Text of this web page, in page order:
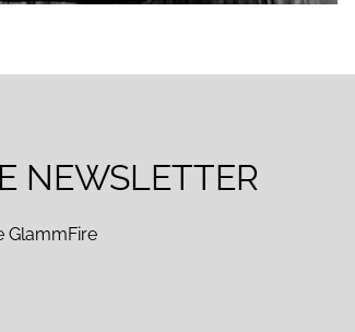
NEWSLETTER
GlammFire